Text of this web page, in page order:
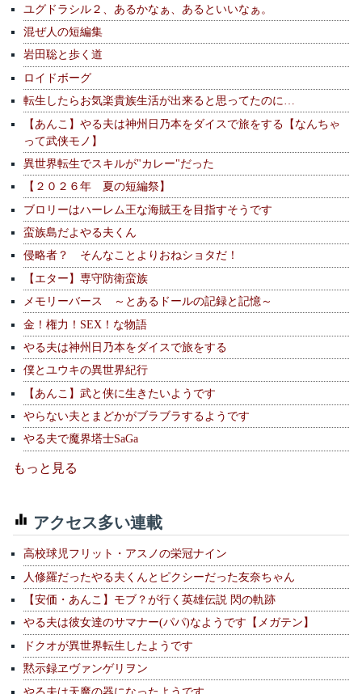
ユグドラシル２、あるかなぁ、あるといいなぁ。
混ぜ人の短編集
岩田聡と歩く道
ロイドボーグ
転生したらお気楽貴族生活が出来ると思ってたのに…
【あんこ】やる夫は神州日乃本をダイスで旅をする【なんちゃ
って武侠モノ】
異世界転生でスキルが"カレー"だった
【２０２６年 夏の短編祭】
ブロリーはハーレム王な海賊王を目指すそうです
蛮族島だよやる夫くん
侵略者？ そんなことよりおねショタだ！
【エター】専守防衛蛮族
メモリーバース ～とあるドールの記録と記憶～
金！権力！SEX！な物語
やる夫は神州日乃本をダイスで旅をする
僕とユウキの異世界紀行
【あんこ】武と侠に生きたいようです
やらない夫とまどかがブラブラするようです
やる夫で魔界塔士SaGa
もっと見る
アクセス多い連載
高校球児フリット・アスノの栄冠ナイン
人修羅だったやる夫くんとピクシーだった友奈ちゃん
【安価・あんこ】モブ？が行く英雄伝説 閃の軌跡
やる夫は彼女達のサマナー(パパ)なようです【メガテン】
ドクオが異世界転生したようです
黙示録ヱヴァンゲリヲン
やる夫は天魔の器になったようです